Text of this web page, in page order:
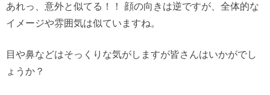
あれっ、意外と似てる！！
顔の向きは逆ですが、全体的な
イメージや雰囲気は似ていますね。
目や鼻などはそっくりな気がしますが皆さんはいかがでし
ょうか？